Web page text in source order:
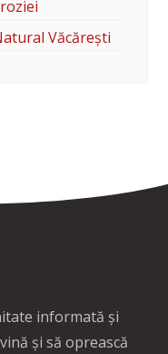
Văcărești
informată și
și să oprească